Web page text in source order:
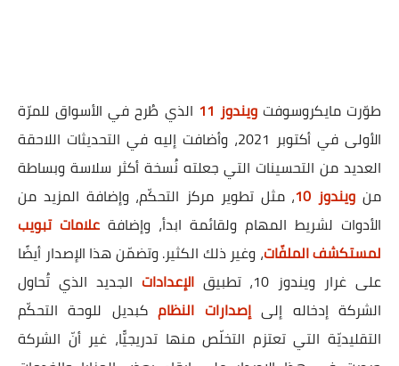
طوّرت مايكروسوفتويندوز 11
الذي طُرح في الأسواق للمرّة
الأولى في أكتوبر 2021، وأضافت إليه في التحديثات اللاحقة
العديد من التحسينات التي جعلته نُسخة أكثر سلاسة وبساطة
من ويندوز 10
، مثل تطوير مركز التحكّم، وإضافة المزيد من
الأدوات لشريط المهام ولقائمة ابدأ، وإضافةعلامات تبويب
لمستكشف الملفّات، وغير ذلك الكثير. وتضمّن هذا الإصدار أيضًا
على غرار ويندوز 10، تطبيق
الإعدادات الجديد الذي تُحاول
الشركة إدخاله إلىإصدارات النظامكبديل للوحة التحكّم
التقليديّة التي تعتزم التخلّص منها تدريجيًّا، غير أنّ الشركة